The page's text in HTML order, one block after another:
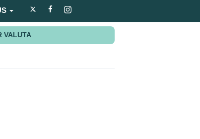
VALUTA